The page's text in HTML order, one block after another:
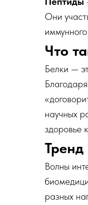
Они
Что
Белки —
научных
здоровье
Тренд
Волны
разных